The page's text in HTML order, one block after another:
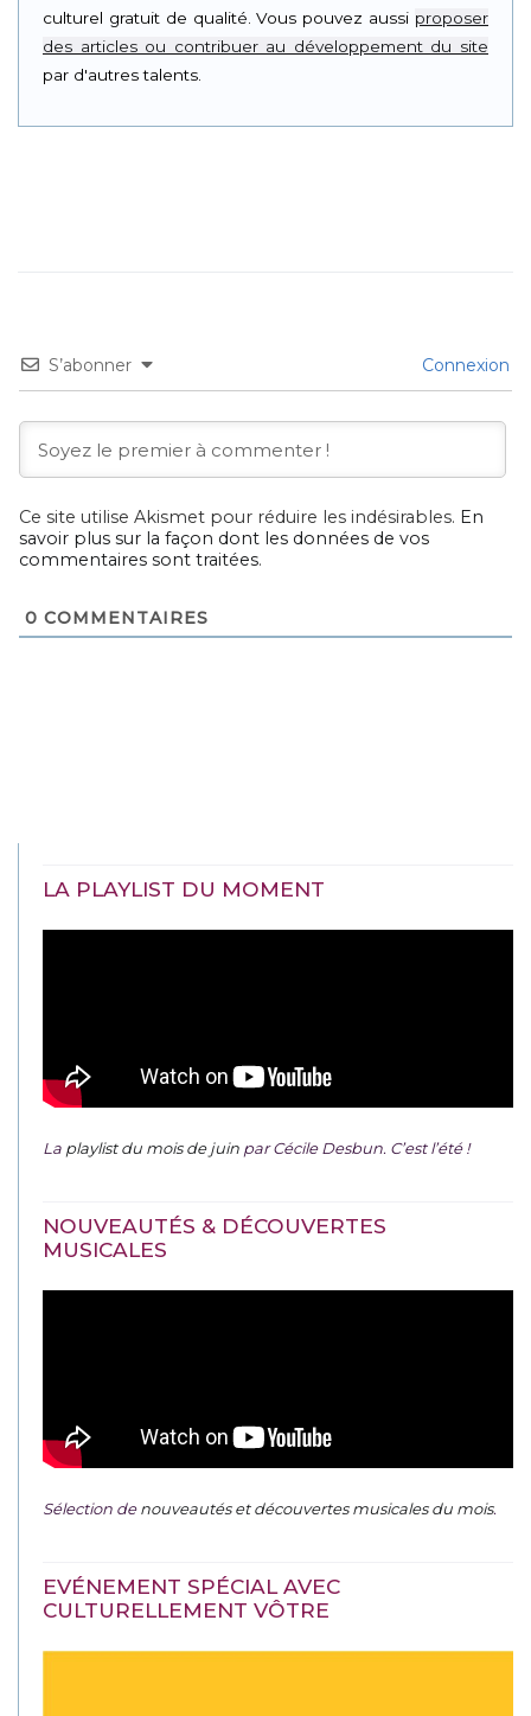
culturel gratuit de qualité. Vous pouvez aussi proposer
des articles ou contribuer au développement du site
par d'autres talents.
S’abonner Connexion
Ce site utilise Akismet pour réduire les indésirables. En
savoir plus sur la façon dont les données de vos
commentaires sont traitées.
0 COMMENTAIRES
LA PLAYLIST DU MOMENT
La playlist du mois de juin par Cécile Desbun. C’est l’été !
NOUVEAUTÉS & DÉCOUVERTES
MUSICALES
Sélection denouveautés et découvertes musicales du mois.
EVÉNEMENT SPÉCIAL AVEC
CULTURELLEMENT VÔTRE